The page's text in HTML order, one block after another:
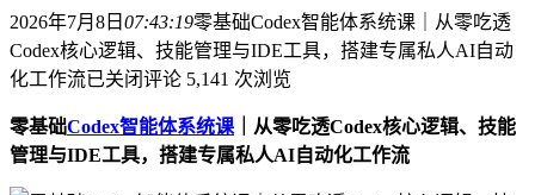
2026年7月8日 07:43:19零基础Codex智能体系统课｜从零吃透
Codex核心逻辑、技能管理与IDE工具，搭建专属私人AI自动
化工作流已关闭评论 5,141 次浏览
零基础Codex智能体系统课 ｜从零吃透Codex核心逻辑、技能
管理与IDE工具，搭建专属私人AI自动化工作流